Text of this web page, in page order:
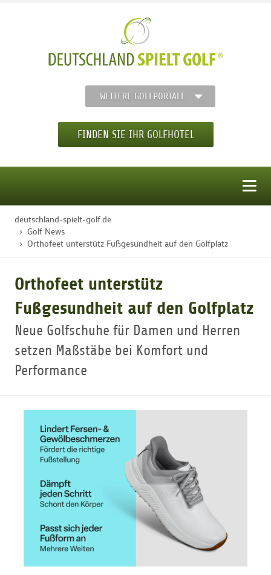
WEITERE GOLFPORTALE
FINDEN SIE IHR GOLFHOTEL
STARTSEITE
GOLFARRANGEMENTS
GOLF CARD
GOLF NEWS
deutschland-spielt-golf.de
Golf News
Orthofeet unterstütz Fußgesundheit auf den Golfplatz
Orthofeet unterstütz
Fußgesundheit auf den Golfplatz
Neue Golfschuhe für Damen und Herren
setzen Maßstäbe bei Komfort und
Performance